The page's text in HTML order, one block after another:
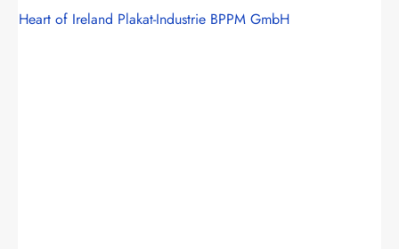
Heart of Ireland Plakat-Industrie BPPM GmbH